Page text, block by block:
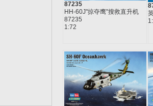
87235
HH-60J"掠夺鹰"搜救直升机
87235
1:72